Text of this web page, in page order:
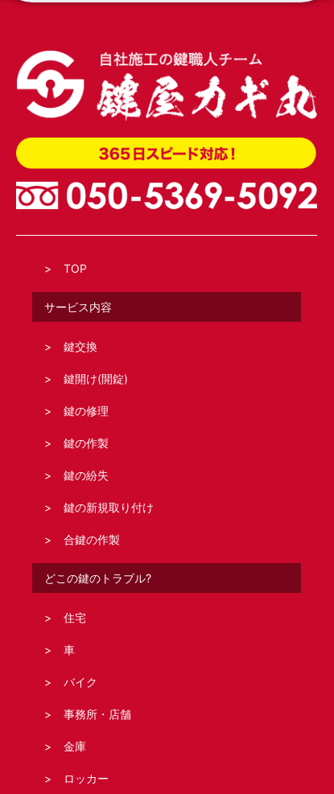
TOP
サービス内容
鍵交換
鍵開け(開錠)
鍵の修理
鍵の作製
鍵の紛失
鍵の新規取り付け
合鍵の作製
どこの鍵のトラブル?
住宅
車
バイク
事務所・店舗
金庫
ロッカー